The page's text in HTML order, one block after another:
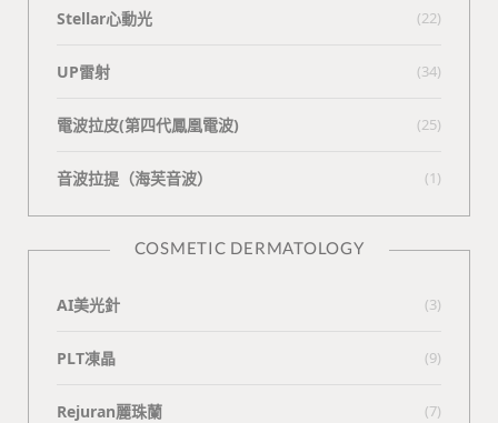
Stellar心動光 (22)
UP雷射 (34)
電波拉皮(第四代鳳凰電波) (25)
⾳波拉提（海芙⾳波） (1)
COSMETIC DERMATOLOGY
AI美光針 (3)
PLT凍晶 (9)
Rejuran麗珠蘭 (7)